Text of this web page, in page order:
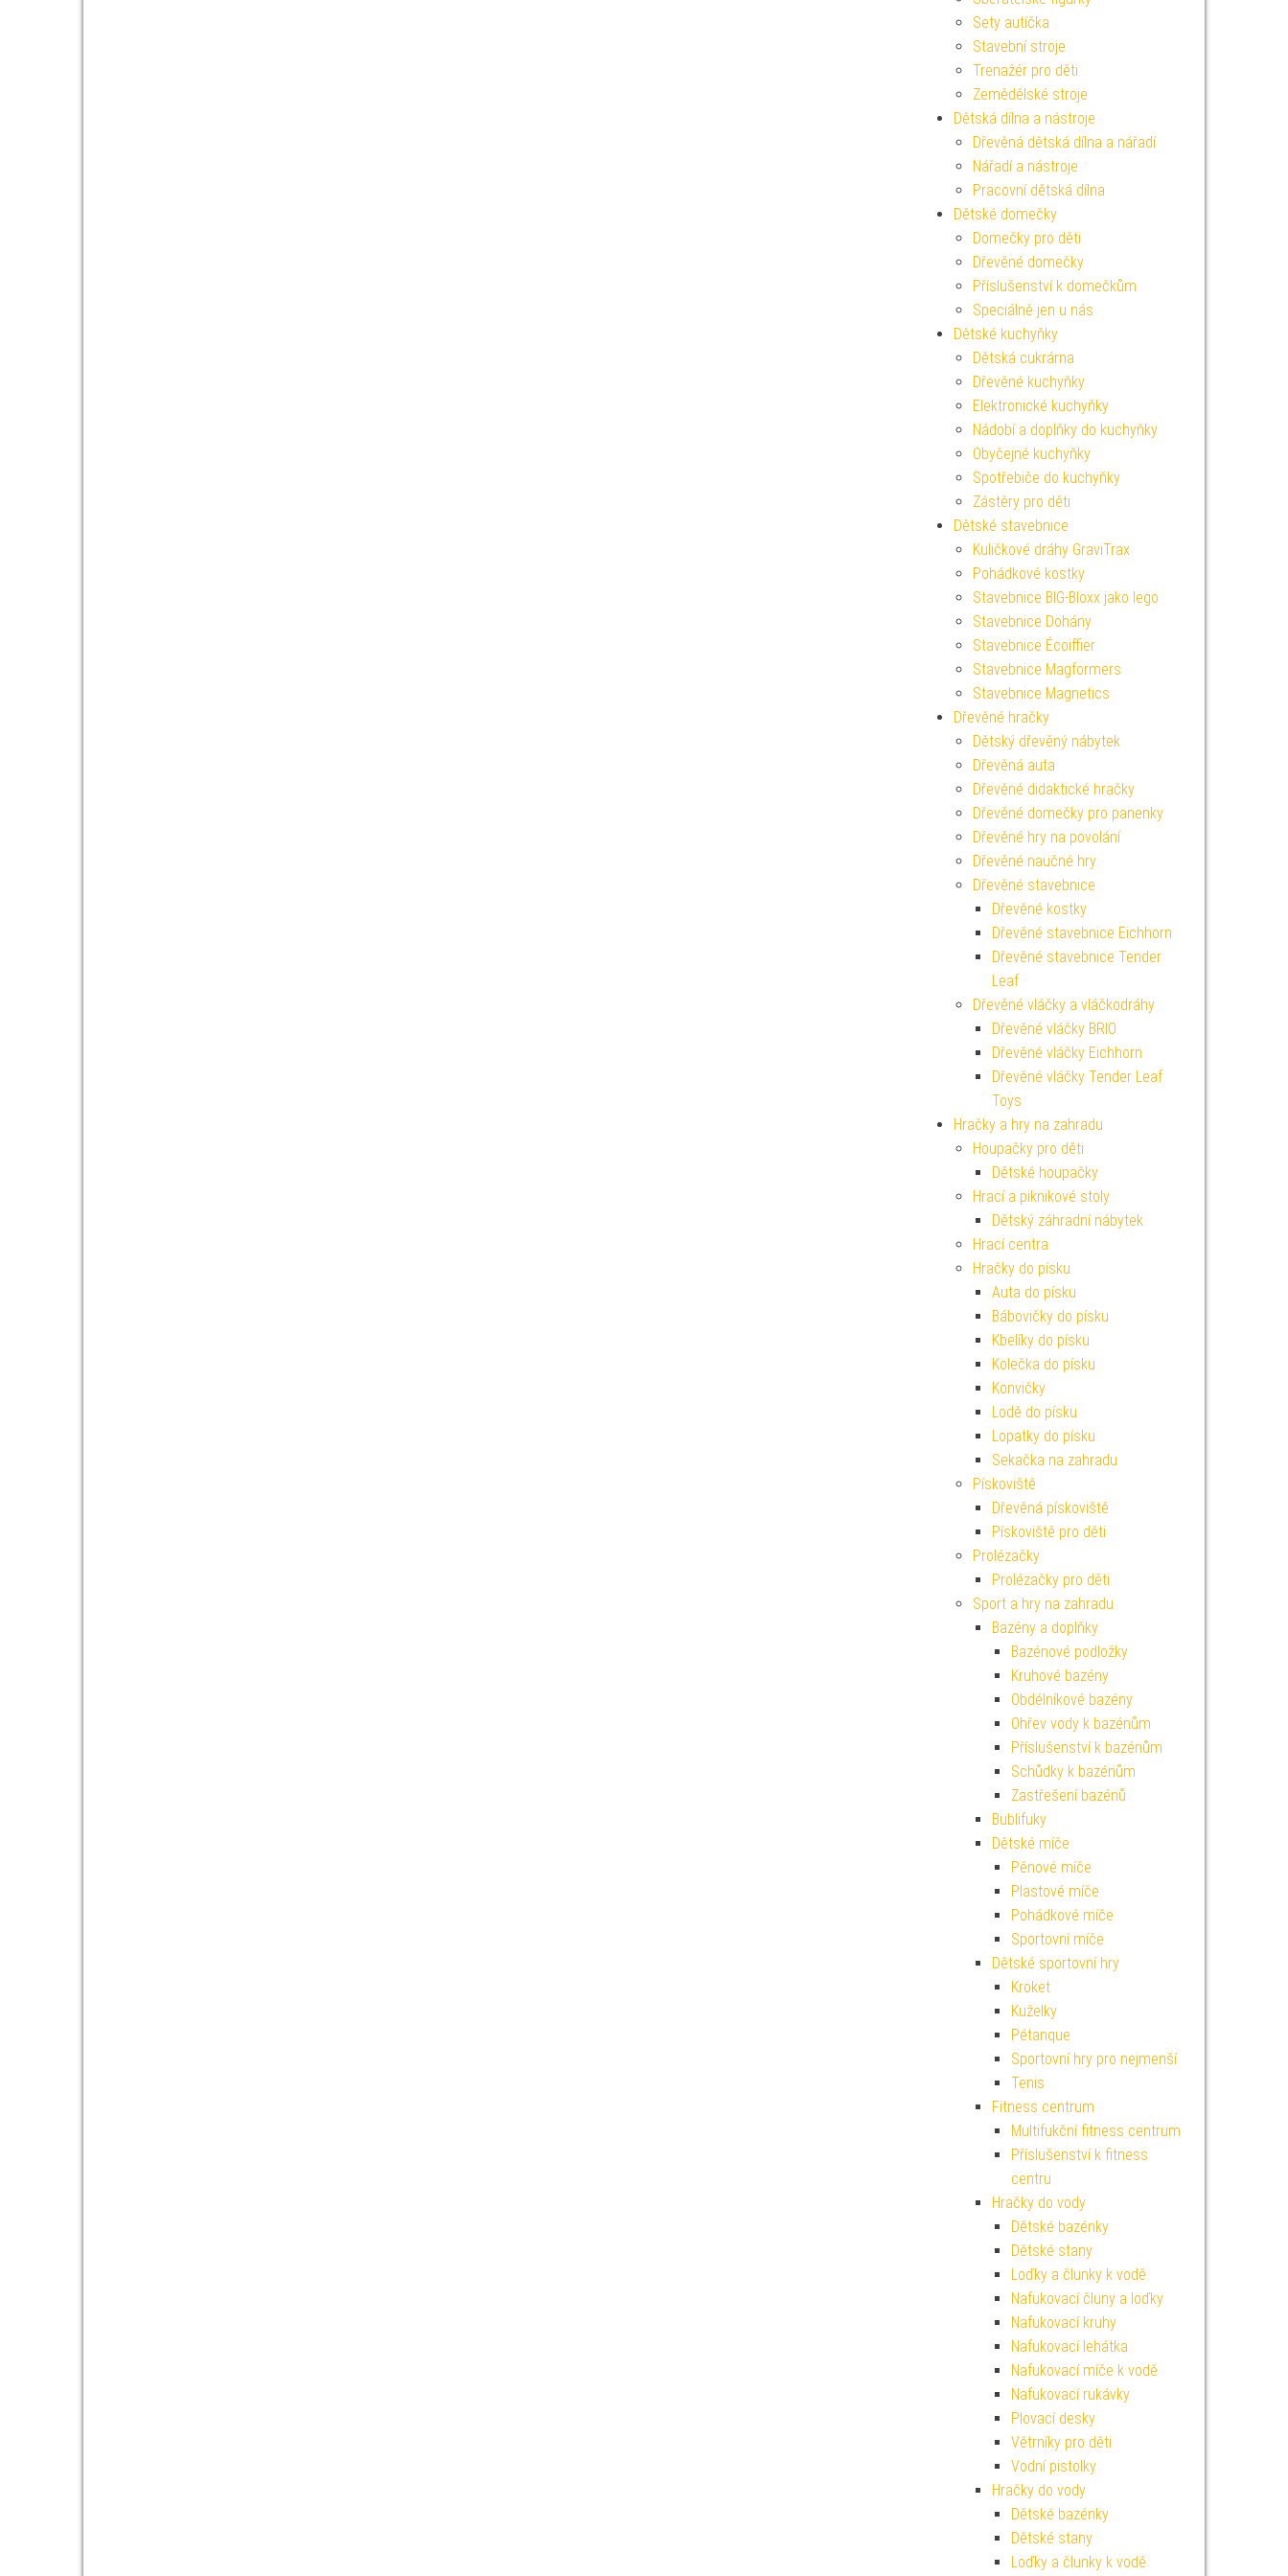
Sety autíčka
Stavební stroje
Trenažér pro děti
Zemědělské stroje
Dětská dílna a nástroje
Dřevěná dětská dílna a nářadí
Nářadí a nástroje
Pracovní dětská dílna
Dětské domečky
Domečky pro děti
Dřevěné domečky
Příslušenství k domečkům
Speciálně jen u nás
Dětské kuchyňky
Dětská cukrárna
Dřevěné kuchyňky
Elektronické kuchyňky
Nádobí a doplňky do kuchyňky
Obyčejné kuchyňky
Spotřebiče do kuchyňky
Zástěry pro děti
Dětské stavebnice
Kuličkové dráhy GraviTrax
Pohádkové kostky
Stavebnice BIG-Bloxx jako lego
Stavebnice Dohány
Stavebnice Écoiffier
Stavebnice Magformers
Stavebnice Magnetics
Dřevěné hračky
Dětský dřevěný nábytek
Dřevěná auta
Dřevěné didaktické hračky
Dřevěné domečky pro panenky
Dřevěné hry na povolání
Dřevěné naučné hry
Dřevěné stavebnice
Dřevěné kostky
Dřevěné stavebnice Eichhorn
Dřevěné stavebnice Tender
Leaf
Dřevěné vláčky a vláčkodráhy
Dřevěné vláčky BRIO
Dřevěné vláčky Eichhorn
Dřevěné vláčky Tender Leaf
Toys
Hračky a hry na zahradu
Houpačky pro děti
Dětské houpačky
Hrací a piknikové stoly
Dětský záhradní nábytek
Hrací centra
Hračky do písku
Auta do písku
Bábovičky do písku
Kbelíky do písku
Kolečka do písku
Konvičky
Lodě do písku
Lopatky do písku
Sekačka na zahradu
Pískoviště
Dřevěná pískoviště
Pískoviště pro děti
Prolézačky
Prolézačky pro děti
Sport a hry na zahradu
Bazény a doplňky
Bazénové podložky
Kruhové bazény
Obdélníkové bazény
Ohřev vody k bazénům
Příslušenství k bazénům
Schůdky k bazénům
Zastřešení bazénů
Bublifuky
Dětské míče
Pěnové míče
Plastové míče
Pohádkové míče
Sportovní míče
Dětské sportovní hry
Kroket
Kuželky
Pétanque
Sportovní hry pro nejmenší
Tenis
Fitness centrum
Multifukční fitness centrum
Příslušenství k fitness
centru
Hračky do vody
Dětské bazénky
Dětské stany
Loďky a člunky k vodě
Nafukovací čluny a loďky
Nafukovací kruhy
Nafukovací lehátka
Nafukovací míče k vodě
Nafukovací rukávky
Plovací desky
Větrníky pro děti
Vodní pistolky
Hračky do vody
Dětské bazénky
Dětské stany
Loďky a člunky k vodě